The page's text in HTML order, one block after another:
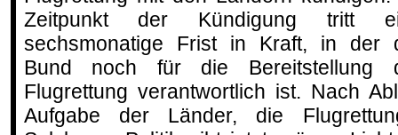
Zeitpunkt der Kündigung tritt
sechsmonatige Frist in Kraft, in der
Bund noch für die Bereitstellung
Flugrettung verantwortlich ist. Nach
Aufgabe der Länder, die